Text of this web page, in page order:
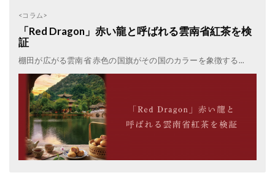
<コラム>
「Red Dragon」赤い龍と呼ばれる雲南省紅茶を検
証
棚田が広がる雲南省 赤色の国旗がその国のカラーを象徴する...